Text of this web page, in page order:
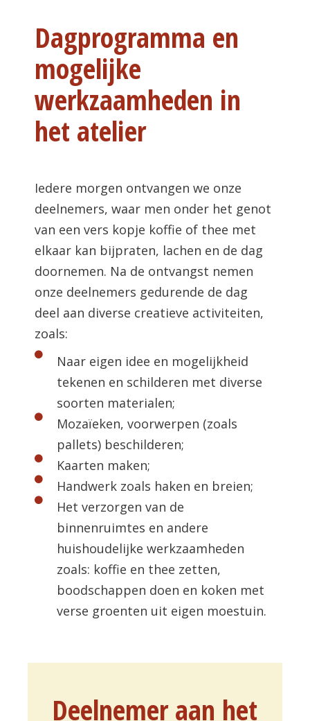
Dagprogramma en
mogelijke
werkzaamheden in
het atelier
Iedere morgen ontvangen we onze
deelnemers, waar men onder het genot
van een vers kopje koffie of thee met
elkaar kan bijpraten, lachen en de dag
doornemen. Na de ontvangst nemen
onze deelnemers gedurende de dag
deel aan diverse creatieve activiteiten,
zoals:
Naar eigen idee en mogelijkheid
tekenen en schilderen met diverse
soorten materialen;
Mozaïeken, voorwerpen (zoals
pallets) beschilderen;
Kaarten maken;
Handwerk zoals haken en breien;
Het verzorgen van de
binnenruimtes en andere
huishoudelijke werkzaamheden
zoals: koffie en thee zetten,
boodschappen doen en koken met
verse groenten uit eigen moestuin.
Deelnemer aan het